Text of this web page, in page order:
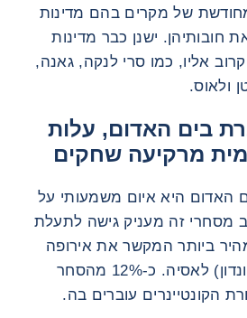
של מקרים בהם מדינות
חובותיהן. ישנן כבר מדינות
אליו, כמו סרי לנקה, גאנה,
ולאוס.
בים האדום, עלות
מרקיעה שחקים
האדום היא איום משמעותי על
מסחרי זה מעניק גישה לתעלת
ביותר המקשר את אירופה
(במיוחד רוטרדם או לונדון) לאסיה. כ-12% מהסחר